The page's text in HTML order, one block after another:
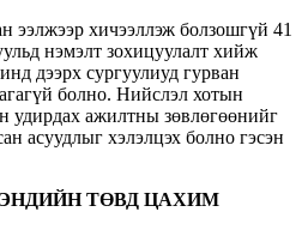
ээлжээр хичээллэж болзошгүй 41
нэмэлт зохицуулалт хийж
дээрх сургуулиуд гурван
болно. Нийслэл хотын
удирдах ажилтны зөвлөгөөнийг
асуудлыг хэлэлцэх болно гэсэн
ТӨВД ЦАХИМ